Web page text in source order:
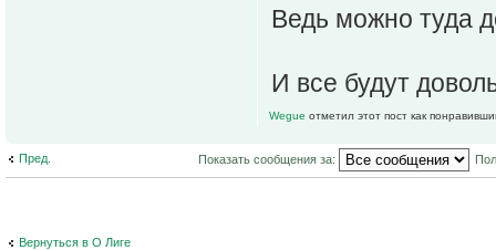
Ведь можно туда
И все будут
Wegue отметил этот пост как
Пред. Показать сообщения за:
Вернуться в О Лиге